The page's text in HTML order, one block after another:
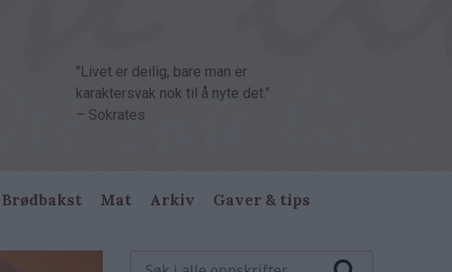
"Livet er deilig, bare man er
karaktersvak nok til å nyte det."
– Sokrates
Brødbakst Mat Arkiv Gaver & tips